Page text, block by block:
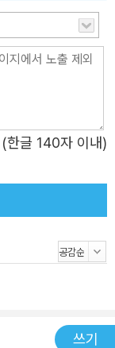
비하며 우리는
음을 보았다는
못했던 생각과
살아났다”는 목
효함을 다시 확
라지고 어떤 것
는 사실이 우리의
글 140자 이내)
쓰기